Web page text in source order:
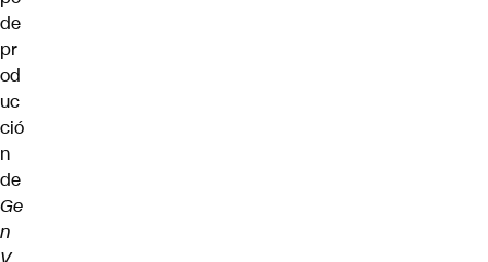
de
pr
od
uc
ció
n
de
Ge
n